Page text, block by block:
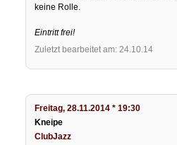
keine Rolle.
Eintritt frei!
Zuletzt bearbeitet am: 24.10.14
Freitag, 28.11.2014 * 19:30
Kneipe
ClubJazz